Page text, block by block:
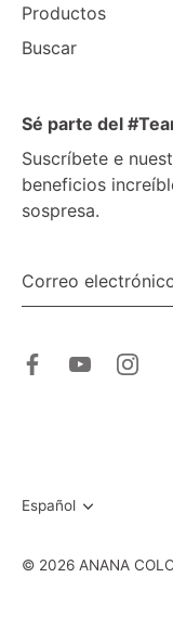
Productos
Buscar
Sé parte del
Suscríbete e
beneficios
sospresa.
Idioma
Español
© 2026 ANANA